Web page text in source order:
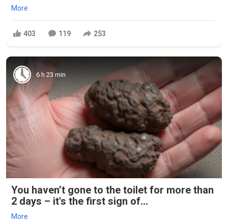
More
403 119 253
6 h 23 min
You haven’t gone to the toilet for more than
2 days – it's the first sign of...
More